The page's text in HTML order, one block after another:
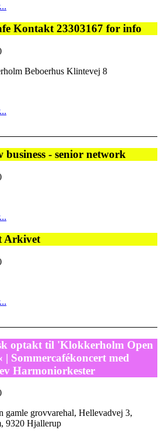
Kontakt 23303167 for info
Beboerhus Klintevej 8
business - senior network
Arkivet
optakt til 'Klokkerholm Open
Sommercafékoncert med
Harmoniorkester
gamle grovvarehal, Hellevadvej 3,
9320 Hjallerup